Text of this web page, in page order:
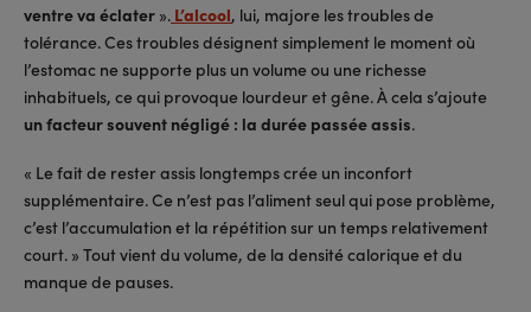
ventre va éclater ». L’alcool, lui, majore les troubles de
tolérance. Ces troubles désignent simplement le moment où
l’estomac ne supporte plus un volume ou une richesse
inhabituels, ce qui provoque lourdeur et gêne. À cela s’ajoute
un facteur souvent négligé : la durée passée assis.
« Le fait de rester assis longtemps crée un inconfort
supplémentaire. Ce n’est pas l’aliment seul qui pose problème,
c’est l’accumulation et la répétition sur un temps relativement
court. » Tout vient du volume, de la densité calorique et du
manque de pauses.